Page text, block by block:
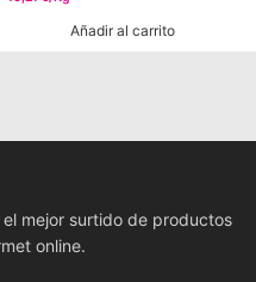
Añadir al carrito
mejor surtido de productos
online.